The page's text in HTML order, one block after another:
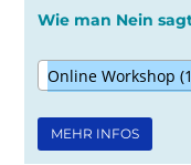
Wie man Nein
Online Workshop
MEHR INFOS